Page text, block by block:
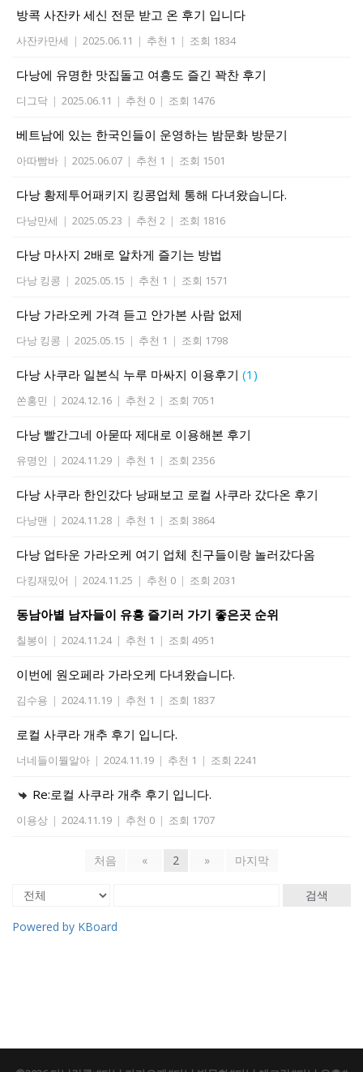
방콕 사잔카 세신 전문 받고 온 후기 입니다
사잔카만세 | 2025.06.11 | 추천 1 | 조회 1834
다낭에 유명한 맛집돌고 여흥도 즐긴 꽉찬 후기
디그닥 | 2025.06.11 | 추천 0 | 조회 1476
베트남에 있는 한국인들이 운영하는 밤문화 방문기
아따빰바 | 2025.06.07 | 추천 1 | 조회 1501
다낭 황제투어패키지 킹콩업체 통해 다녀왔습니다.
다낭만세 | 2025.05.23 | 추천 2 | 조회 1816
다낭 마사지 2배로 알차게 즐기는 방법
다낭 킹콩 | 2025.05.15 | 추천 1 | 조회 1571
다낭 가라오케 가격 듣고 안가본 사람 없제
다낭 킹콩 | 2025.05.15 | 추천 1 | 조회 1798
다낭 사쿠라 일본식 누루 마싸지 이용후기 (1)
쏜홍민 | 2024.12.16 | 추천 2 | 조회 7051
다낭 빨간그네 아묻따 제대로 이용해본 후기
유명인 | 2024.11.29 | 추천 1 | 조회 2356
다낭 사쿠라 한인갔다 낭패보고 로컬 사쿠라 갔다온 후기
다낭맨 | 2024.11.28 | 추천 1 | 조회 3864
다낭 업타운 가라오케 여기 업체 친구들이랑 놀러갔다옴
다킹재밌어 | 2024.11.25 | 추천 0 | 조회 2031
동남아별 남자들이 유흥 즐기러 가기 좋은곳 순위
칠봉이 | 2024.11.24 | 추천 1 | 조회 4951
이번에 원오페라 가라오케 다녀왔습니다.
김수용 | 2024.11.19 | 추천 1 | 조회 1837
로컬 사쿠라 개추 후기 입니다.
너네들이뭘알아 | 2024.11.19 | 추천 1 | 조회 2241
Re:로컬 사쿠라 개추 후기 입니다.
이용상 | 2024.11.19 | 추천 0 | 조회 1707
처음 « 2 » 마지막
검색
Powered by KBoard